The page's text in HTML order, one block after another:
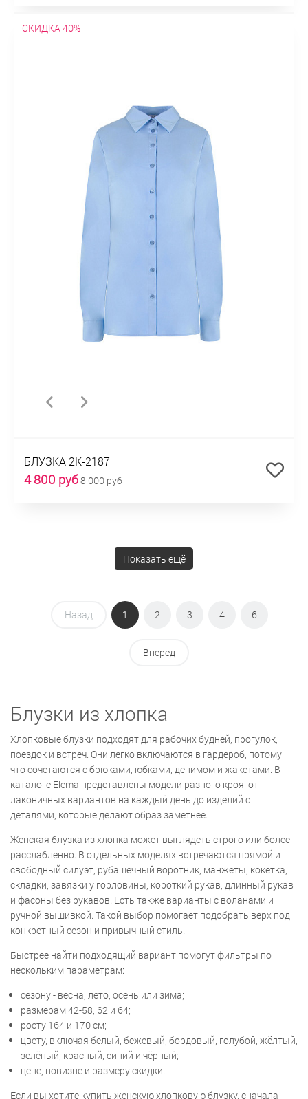
СКИДКА 40%
БЛУЗКА 2К-2187
4 800 руб8 000 руб
Показать ещё
Назад 1 2 3 4 6
Вперед
Блузки из хлопка
Хлопковые блузки подходят для рабочих будней, прогулок,
поездок и встреч. Они легко включаются в гардероб, потому
что сочетаются с брюками, юбками, денимом и жакетами. В
каталоге Elema представлены модели разного кроя: от
лаконичных вариантов на каждый день до изделий с
деталями, которые делают образ заметнее.
Женская блузка из хлопка может выглядеть строго или более
расслабленно. В отдельных моделях встречаются прямой и
свободный силуэт, рубашечный воротник, манжеты, кокетка,
складки, завязки у горловины, короткий рукав, длинный рукав
и фасоны без рукавов. Есть также варианты с воланами и
ручной вышивкой. Такой выбор помогает подобрать верх под
конкретный сезон и привычный стиль.
Быстрее найти подходящий вариант помогут фильтры по
нескольким параметрам:
сезону - весна, лето, осень или зима;
размерам 42-58, 62 и 64;
росту 164 и 170 см;
цвету, включая белый, бежевый, бордовый, голубой, жёлтый,
зелёный, красный, синий и чёрный;
цене, новизне и размеру скидки.
Если вы хотите купить женскую хлопковую блузку, сначала